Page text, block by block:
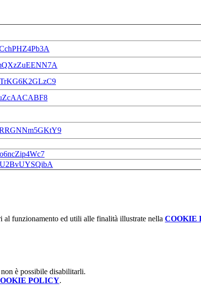
al funzionamento ed utili alle finalità illustrate nella COOKIE
è possibile disabilitarli.
POLICY.